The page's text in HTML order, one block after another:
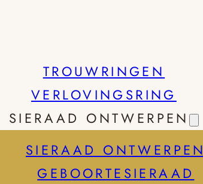
TROUWRINGEN
VERLOVINGSRING
SIERAAD ONTWERPEN
SIERAAD ONTWERPEN
GEBOORTESIERAAD